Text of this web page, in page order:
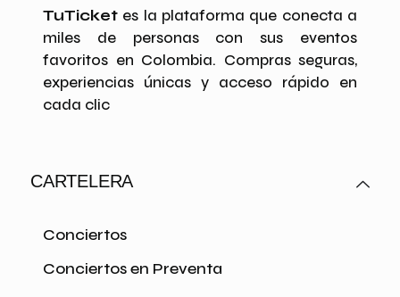
TuTicket es la plataforma que conecta a
miles de personas con sus eventos
favoritos en Colombia. Compras seguras,
experiencias únicas y acceso rápido en
cada clic
CARTELERA
Conciertos
Conciertos en Preventa